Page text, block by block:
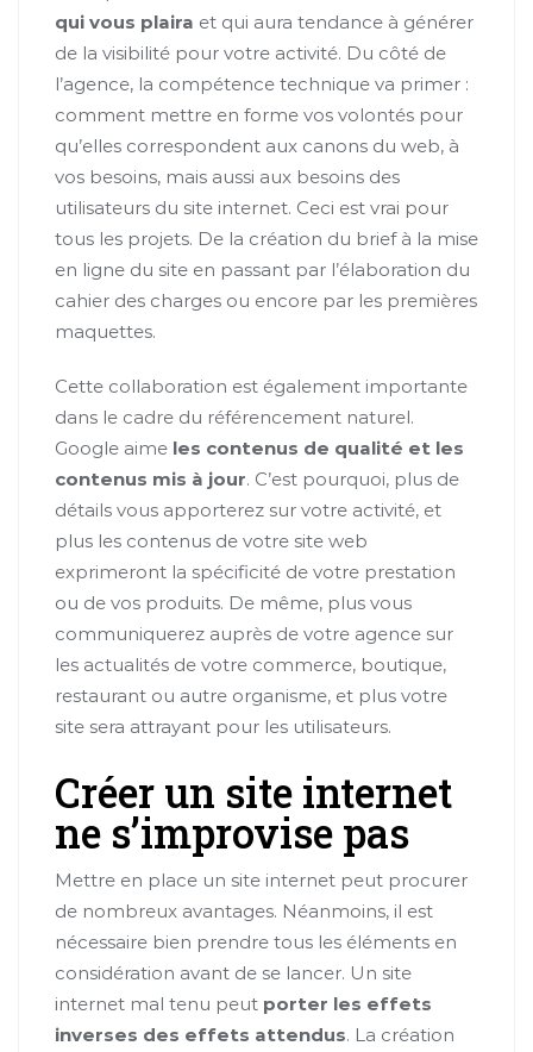
qui vous plaira et qui aura tendance à générer
de la visibilité pour votre activité. Du côté de
l’agence, la compétence technique va primer :
comment mettre en forme vos volontés pour
qu’elles correspondent aux canons du web, à
vos besoins, mais aussi aux besoins des
utilisateurs du site internet. Ceci est vrai pour
tous les projets. De la création du brief à la mise
en ligne du site en passant par l’élaboration du
cahier des charges ou encore par les premières
maquettes.
Cette collaboration est également importante
dans le cadre du référencement naturel.
Google aime les contenus de qualité et les
contenus mis à jour. C’est pourquoi, plus de
détails vous apporterez sur votre activité, et
plus les contenus de votre site web
exprimeront la spécificité de votre prestation
ou de vos produits. De même, plus vous
communiquerez auprès de votre agence sur
les actualités de votre commerce, boutique,
restaurant ou autre organisme, et plus votre
site sera attrayant pour les utilisateurs.
Créer un site internet
ne s’improvise pas
Mettre en place un site internet peut procurer
de nombreux avantages. Néanmoins, il est
nécessaire bien prendre tous les éléments en
considération avant de se lancer. Un site
internet mal tenu peut porter les effets
inverses des effets attendus. La création